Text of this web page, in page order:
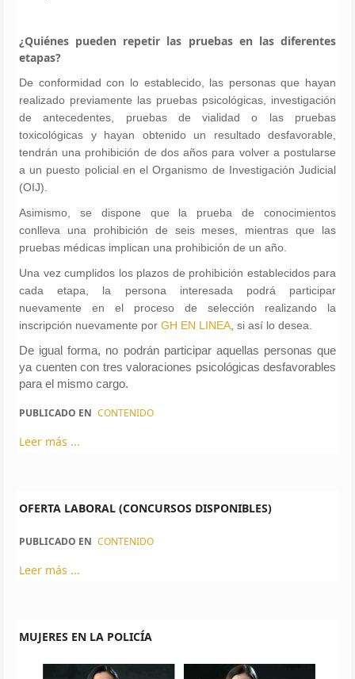
¿Quiénes pueden repetir las pruebas en las diferentes
etapas?
De conformidad con lo establecido, las personas que hayan
realizado previamente las pruebas psicológicas, investigación
de antecedentes, pruebas de vialidad o las pruebas
toxicológicas y hayan obtenido un resultado desfavorable,
tendrán una prohibición de dos años para volver a postularse
a un puesto policial en el Organismo de Investigación Judicial
(OIJ).
Asimismo, se dispone que la prueba de conocimientos
conlleva una prohibición de seis meses, mientras que las
pruebas médicas implican una prohibición de un año.
Una vez cumplidos los plazos de prohibición establecidos para
cada etapa, la persona interesada podrá participar
nuevamente en el proceso de selección realizando la
inscripción nuevamente por GH EN LINEA , si así lo desea.
De igual forma, no podrán participar aquellas personas que
ya cuenten con tres valoraciones psicológicas desfavorables
para el mismo cargo.
PUBLICADO EN CONTENIDO
Leer más ...
OFERTA LABORAL (CONCURSOS DISPONIBLES)
PUBLICADO EN CONTENIDO
Leer más ...
MUJERES EN LA POLICÍA